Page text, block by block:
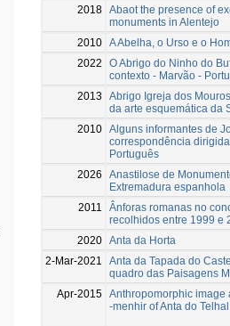
2018 Abaot the presence of
monuments in Alentejo
2010 A Abelha, o Urso e o
2022
O Abrigo do Ninho do
contexto - Marvão -
2013
Abrigo Igreja dos
da arte esquemática da
2010 Alguns informantes de
correspondência
Português
2026
Anastilose de
Extremadura espanhola
2011
Ânforas romanas no
recolhidos entre 1999 e
2020 Anta da Horta
2-Mar-2021
Anta da Tapada do
quadro das Paisagens
Apr-2015 Anthropomorphic image
-menhir of Anta do